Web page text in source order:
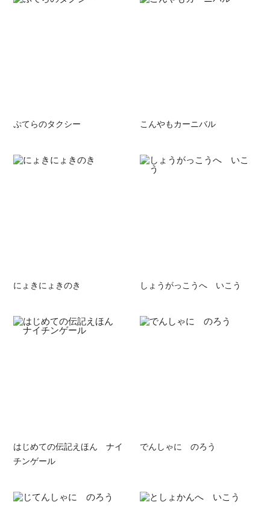
ぷてらのタクシー こんやもカーニバル
にょきにょきのき しょうがっこうへ いこう
はじめての伝記えほん ナイ
チンゲール
でんしゃに のろう